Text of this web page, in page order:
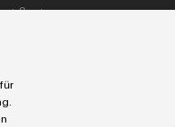
Center